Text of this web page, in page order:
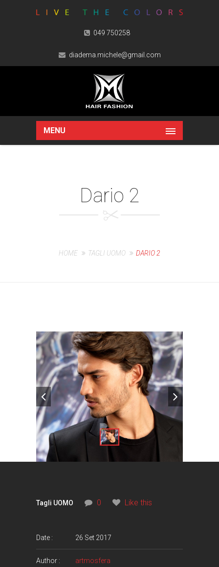
049 750258
diadema.michele@gmail.com
MENU
Dario 2
HOME TAGLI UOMO DARIO 2
Tagli UOMO 0 Like this
Date : 26 Set 2017
Author : artmosfera